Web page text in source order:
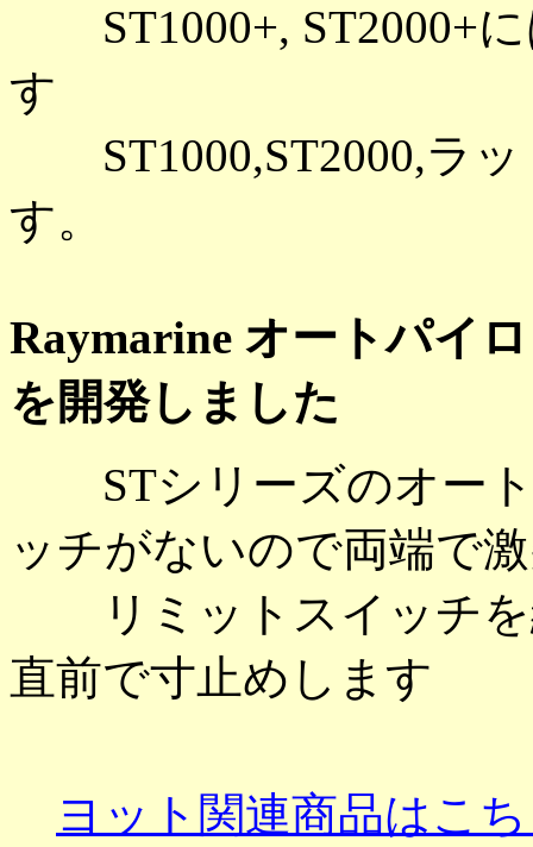
ST1000+, ST2000+に
す
ST1000,ST2000,ラッ
す。
Raymarine オートパイ
を開発しました
STシリーズのオート
ッチがないので両端で
リミットスイッチを
直前で寸止めします
ヨット関連商品はこ